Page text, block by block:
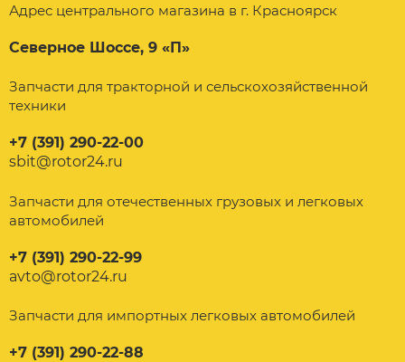
Адрес центрального магазина в г. Красноярск
Северное Шоссе, 9 «П»
Запчасти для тракторной и сельскохозяйственной
техники
+7 (391) 290-22-00
sbit@rotor24.ru
Запчасти для отечественных грузовых и легковых
автомобилей
+7 (391) 290-22-99
avto@rotor24.ru
Запчасти для импортных легковых автомобилей
+7 (391) 290-22-88